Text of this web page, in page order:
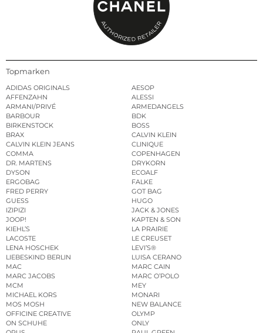
Topmarken
ADIDAS ORIGINALS
AESOP
AFFENZAHN
ALESSI
ARMANI/PRIVÉ
ARMEDANGELS
BARBOUR
BDK
BIRKENSTOCK
BOSS
BRAX
CALVIN KLEIN
CALVIN KLEIN JEANS
CLINIQUE
COMMA
COPENHAGEN
DR. MARTENS
DRYKORN
DYSON
ECOALF
ERGOBAG
FALKE
FRED PERRY
GOT BAG
GUESS
HUGO
IZIPIZI
JACK & JONES
JOOP!
KAPTEN & SON
KIEHL’S
LA PRAIRIE
LACOSTE
LE CREUSET
LENA HOSCHEK
LEVI’S®
LIEBESKIND BERLIN
LUISA CERANO
MAC
MARC CAIN
MARC JACOBS
MARC O’POLO
MCM
MEY
MICHAEL KORS
MONARI
MOS MOSH
NEW BALANCE
OFFICINE CREATIVE
OLYMP
ON SCHUHE
ONLY